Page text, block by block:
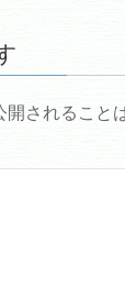
されること